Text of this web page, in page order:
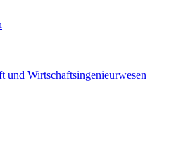
und Wirtschaftsingenieurwesen